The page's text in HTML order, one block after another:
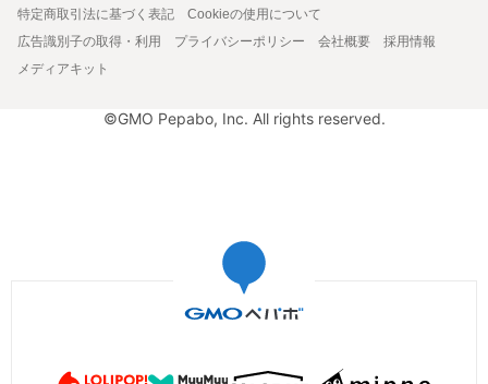
特定商取引法に基づく表記
Cookieの使用について
広告識別子の取得・利用
プライバシーポリシー 会社概要
採用情報
メディアキット
©GMO Pepabo, Inc. All rights reserved.